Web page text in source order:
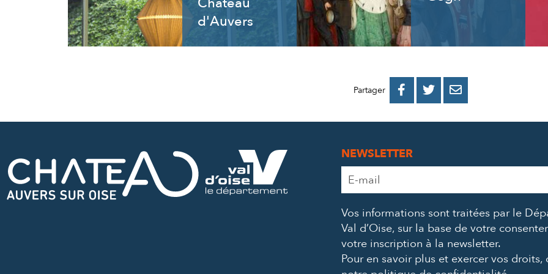
d'Auvers
Partager 
PARTAGER
PARTAGER
PARTAGER
NEWSLETTER
Adresse
e-
*
Vos informations sont traitées par le
Val d’Oise, sur la base de votre
votre inscription à la newsletter.
Pour en savoir plus et exercer vos droits,